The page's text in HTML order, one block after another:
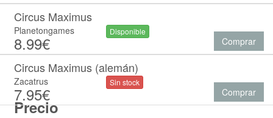
Precio
Circus Maximus
Planetongames
8.99€
Disponible
Comprar
Circus Maximus (alemán)
Zacatrus
7.95€
Sin stock
Comprar